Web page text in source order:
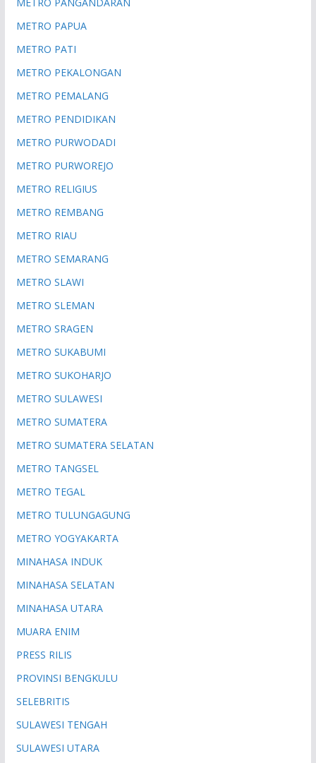
METRO PAPUA
METRO PATI
METRO PEKALONGAN
METRO PEMALANG
METRO PENDIDIKAN
METRO PURWODADI
METRO PURWOREJO
METRO RELIGIUS
METRO REMBANG
METRO RIAU
METRO SEMARANG
METRO SLAWI
METRO SLEMAN
METRO SRAGEN
METRO SUKABUMI
METRO SUKOHARJO
METRO SULAWESI
METRO SUMATERA
METRO SUMATERA SELATAN
METRO TANGSEL
METRO TEGAL
METRO TULUNGAGUNG
METRO YOGYAKARTA
MINAHASA INDUK
MINAHASA SELATAN
MINAHASA UTARA
MUARA ENIM
PRESS RILIS
PROVINSI BENGKULU
SELEBRITIS
SULAWESI TENGAH
SULAWESI UTARA